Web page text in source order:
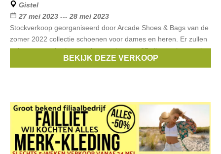
Gistel
27 mei 2023 --- 28 mei 2023
Stockverkoop georganiseerd door Arcade Shoes & Bags van de
zomer 2022 collectie schoenen voor dames en heren. Er zullen
ook een aantal schoenen in sample maat 37 zijn van het merk
BEKIJK DEZE VERKOOP